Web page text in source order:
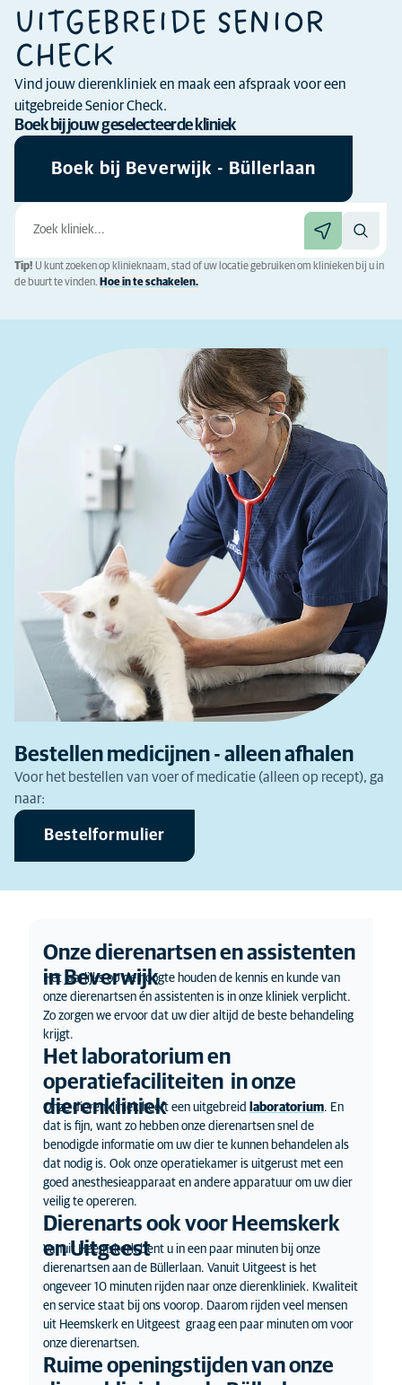
UITGEBREIDE SENIOR
CHECK
Vind jouw dierenkliniek en maak een afspraak voor een
uitgebreide Senior Check.
Tip! U kunt zoeken op klinieknaam, stad of uw locatie gebruiken om klinieken bij u in
de buurt te vinden. Hoe in te schakelen.
Boek bij jouw geselecteerde kliniek
Boek bij Beverwijk - Büllerlaan
Bestellen medicijnen - alleen afhalen
Voor het bestellen van voer of medicatie (alleen op recept), ga
naar:
Bestelformulier
Onze dierenartsen en assistenten
in Beverwijk
Het jaarlijks op de hoogte houden de kennis en kunde van
onze dierenartsen én assistenten is in onze kliniek verplicht.
Zo zorgen we ervoor dat uw dier altijd de beste behandeling
krijgt.
Het laboratorium en
operatiefaciliteiten in onze
dierenkliniek
Onze dierenkliniek heeft een uitgebreid laboratorium. En
dat is fijn, want zo hebben onze dierenartsen snel de
benodigde informatie om uw dier te kunnen behandelen als
dat nodig is. Ook onze operatiekamer is uitgerust met een
goed anesthesieapparaat en andere apparatuur om uw dier
veilig te opereren.
Dierenarts ook voor Heemskerk
en Uitgeest
Vanuit Heemskerk bent u in een paar minuten bij onze
dierenartsen aan de Büllerlaan. Vanuit Uitgeest is het
ongeveer 10 minuten rijden naar onze dierenkliniek. Kwaliteit
en service staat bij ons voorop. Daarom rijden veel mensen
uit Heemskerk en Uitgeest graag een paar minuten om voor
onze dierenartsen.
Ruime openingstijden van onze